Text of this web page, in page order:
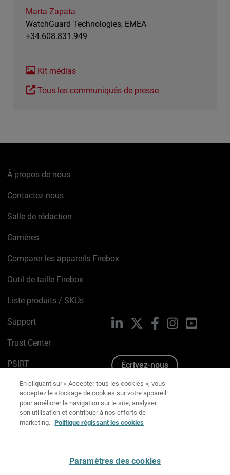
Marta Zapata
WatchGuard Technologies, EMEA
+34.608.831.949
Kit médias
Tous les communiqués de presse
À propos de nous
Contactez-nous
Salle de rédaction
Carrières
Comparer les appareils Firebox
Outil de taille Firebox
Liste produits / SKUs
Support
Trust Center
PSIRT
Avis sur les cookies
Politique de confidentialité
Charte Graphique
LinkedIn FacebookInstagram
Écrivez-nous
En cliquant sur « Accepter tous les cookies », vous
acceptez le stockage de cookies sur votre appareil
pour améliorer la navigation sur le site, analyser
son utilisation et contribuer à nos efforts de
marketing. Politique régissant les cookies
Paramètres des cookies